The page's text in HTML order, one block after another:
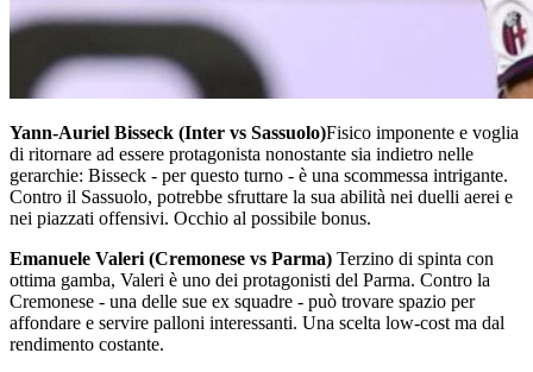
Yann-Auriel Bisseck (Inter vs Sassuolo)Fisico imponente e voglia
di ritornare ad essere protagonista nonostante sia indietro nelle
gerarchie: Bisseck - per questo turno - è una scommessa intrigante.
Contro il Sassuolo, potrebbe sfruttare la sua abilità nei duelli aerei e
nei piazzati offensivi. Occhio al possibile bonus.
Emanuele Valeri (Cremonese vs Parma) Terzino di spinta con
ottima gamba, Valeri è uno dei protagonisti del Parma. Contro la
Cremonese - una delle sue ex squadre - può trovare spazio per
affondare e servire palloni interessanti. Una scelta low-cost ma dal
rendimento costante.